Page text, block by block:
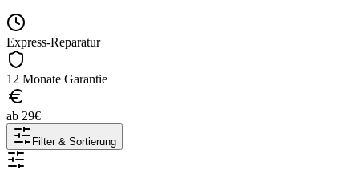
Express-Reparatur
12 Monate Garantie
ab 29€
Filter & Sortierung